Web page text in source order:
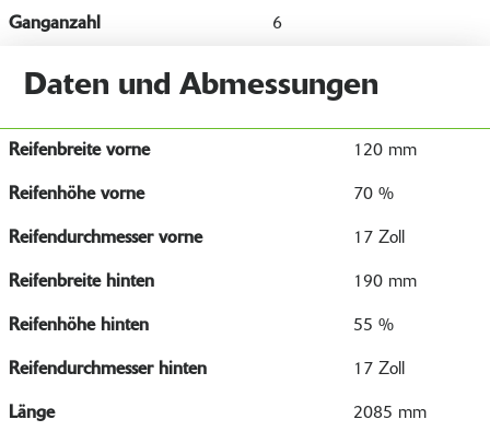
Ganganzahl 6
Daten und Abmessungen
Reifenbreite vorne 120 mm
Reifenhöhe vorne 70 %
Reifendurchmesser vorne 17 Zoll
Reifenbreite hinten 190 mm
Reifenhöhe hinten 55 %
Reifendurchmesser hinten 17 Zoll
Länge 2085 mm